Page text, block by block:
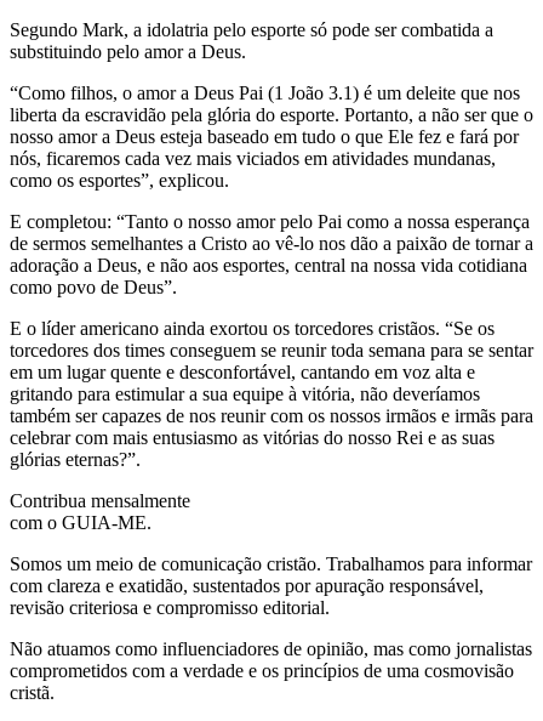
Segundo Mark, a idolatria pelo esporte só pode ser combatida a
substituindo pelo amor a Deus.
“Como filhos, o amor a Deus Pai (1 João 3.1) é um deleite que nos
liberta da escravidão pela glória do esporte. Portanto, a não ser que o
nosso amor a Deus esteja baseado em tudo o que Ele fez e fará por
nós, ficaremos cada vez mais viciados em atividades mundanas,
como os esportes”, explicou.
E completou: “Tanto o nosso amor pelo Pai como a nossa esperança
de sermos semelhantes a Cristo ao vê-lo nos dão a paixão de tornar a
adoração a Deus, e não aos esportes, central na nossa vida cotidiana
como povo de Deus”.
E o líder americano ainda exortou os torcedores cristãos. “Se os
torcedores dos times conseguem se reunir toda semana para se sentar
em um lugar quente e desconfortável, cantando em voz alta e
gritando para estimular a sua equipe à vitória, não deveríamos
também ser capazes de nos reunir com os nossos irmãos e irmãs para
celebrar com mais entusiasmo as vitórias do nosso Rei e as suas
glórias eternas?”.
Contribua mensalmente
com o GUIA-ME.
Somos um meio de comunicação cristão. Trabalhamos para informar
com clareza e exatidão, sustentados por apuração responsável,
revisão criteriosa e compromisso editorial.
Não atuamos como influenciadores de opinião, mas como jornalistas
comprometidos com a verdade e os princípios de uma cosmovisão
cristã.